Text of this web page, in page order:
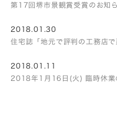
第17回堺市景観賞受賞のお知
2018.01.30
住宅誌「地元で評判の工務店
2018.01.11
2018年1月16日(火) 臨時休業